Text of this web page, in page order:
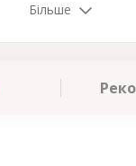
Більше